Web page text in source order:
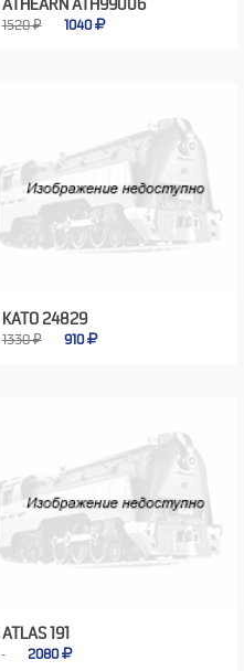
ATHEARN ATH99006
1520 ₽ 1040
KATO 24829
1330 ₽ 910
ATLAS 191
2080